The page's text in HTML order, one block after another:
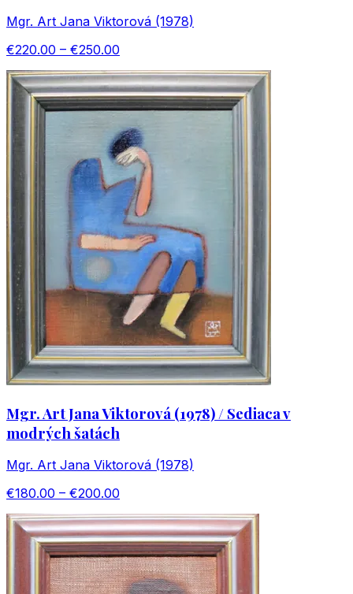
Mgr. Art Jana Viktorová (1978)
€220.00 – €250.00
Mgr. Art Jana Viktorová (1978) / Sediaca v
modrých šatách
Mgr. Art Jana Viktorová (1978)
€180.00 – €200.00